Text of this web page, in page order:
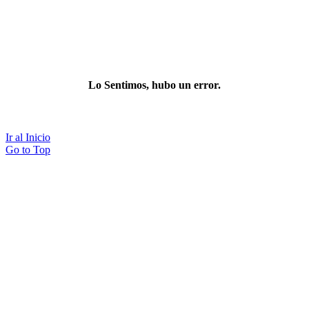
Lo Sentimos, hubo un error.
Ir al Inicio
Go to Top